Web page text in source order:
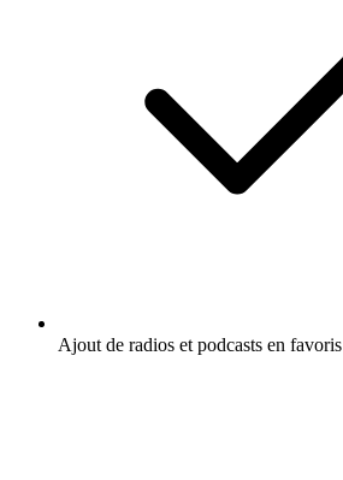
Ajout de radios et podcasts en favoris